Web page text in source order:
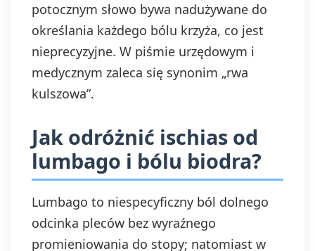
potocznym słowo bywa nadużywane do
określania każdego bólu krzyża, co jest
nieprecyzyjne. W piśmie urzędowym i
medycznym zaleca się synonim „rwa
kulszowa”.
Jak odróżnić ischias od
lumbago i bólu biodra?
Lumbago to niespecyficzny ból dolnego
odcinka pleców bez wyraźnego
promieniowania do stopy; natomiast w